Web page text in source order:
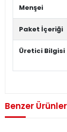
Menşei
Paket İçeriği
Üretici Bilgisi
Benzer Ürünler